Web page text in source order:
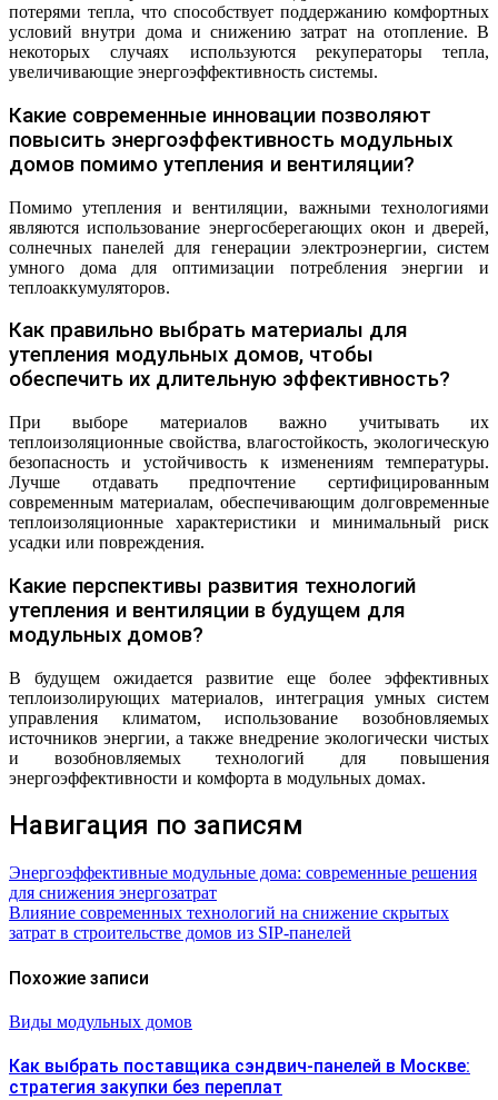
потерями тепла, что способствует поддержанию комфортных
условий внутри дома и снижению затрат на отопление. В
некоторых случаях используются рекуператоры тепла,
увеличивающие энергоэффективность системы.
Какие современные инновации позволяют
повысить энергоэффективность модульных
домов помимо утепления и вентиляции?
Помимо утепления и вентиляции, важными технологиями
являются использование энергосберегающих окон и дверей,
солнечных панелей для генерации электроэнергии, систем
умного дома для оптимизации потребления энергии и
теплоаккумуляторов.
Как правильно выбрать материалы для
утепления модульных домов, чтобы
обеспечить их длительную эффективность?
При выборе материалов важно учитывать их
теплоизоляционные свойства, влагостойкость, экологическую
безопасность и устойчивость к изменениям температуры.
Лучше отдавать предпочтение сертифицированным
современным материалам, обеспечивающим долговременные
теплоизоляционные характеристики и минимальный риск
усадки или повреждения.
Какие перспективы развития технологий
утепления и вентиляции в будущем для
модульных домов?
В будущем ожидается развитие еще более эффективных
теплоизолирующих материалов, интеграция умных систем
управления климатом, использование возобновляемых
источников энергии, а также внедрение экологически чистых
и возобновляемых технологий для повышения
энергоэффективности и комфорта в модульных домах.
Навигация по записям
Энергоэффективные модульные дома: современные решения
для снижения энергозатрат
Влияние современных технологий на снижение скрытых
затрат в строительстве домов из SIP-панелей
Похожие записи
Виды модульных домов
Как выбрать поставщика сэндвич-панелей в Москве:
стратегия закупки без переплат